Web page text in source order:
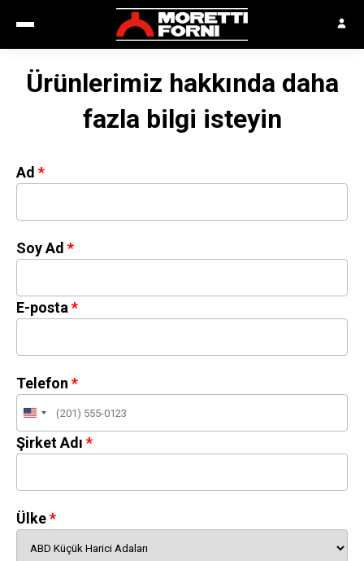
Ürünlerimiz hakkında daha
fazla bilgi isteyin
Ad
Soy Ad
E-posta
Telefon
United
States
+1
Şirket Adı
Ülke